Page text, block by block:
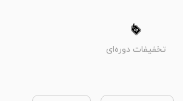
تخفیفات دوره‌ای